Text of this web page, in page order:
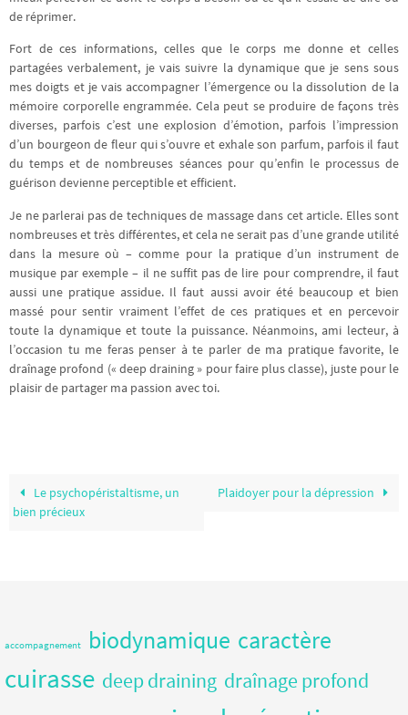
de réprimer.
Fort de ces informations, celles que le corps me donne et celles
partagées verbalement, je vais suivre la dynamique que je sens sous
mes doigts et je vais accompagner l’émergence ou la dissolution de la
mémoire corporelle engrammée. Cela peut se produire de façons très
diverses, parfois c’est une explosion d’émotion, parfois l’impression
d’un bourgeon de fleur qui s’ouvre et exhale son parfum, parfois il faut
du temps et de nombreuses séances pour qu’enfin le processus de
guérison devienne perceptible et efficient.
Je ne parlerai pas de techniques de massage dans cet article. Elles sont
nombreuses et très différentes, et cela ne serait pas d’une grande utilité
dans la mesure où – comme pour la pratique d’un instrument de
musique par exemple – il ne suffit pas de lire pour comprendre, il faut
aussi une pratique assidue. Il faut aussi avoir été beaucoup et bien
massé pour sentir vraiment l’effet de ces pratiques et en percevoir
toute la dynamique et toute la puissance. Néanmoins, ami lecteur, à
l’occasion tu me feras penser à te parler de ma pratique favorite, le
draînage profond (« deep draining » pour faire plus classe), juste pour le
plaisir de partager ma passion avec toi.
Le psychopéristaltisme, un
bien précieux
Plaidoyer pour la dépression
accompagnement biodynamique caractère
cuirasse deep draining draînage profond